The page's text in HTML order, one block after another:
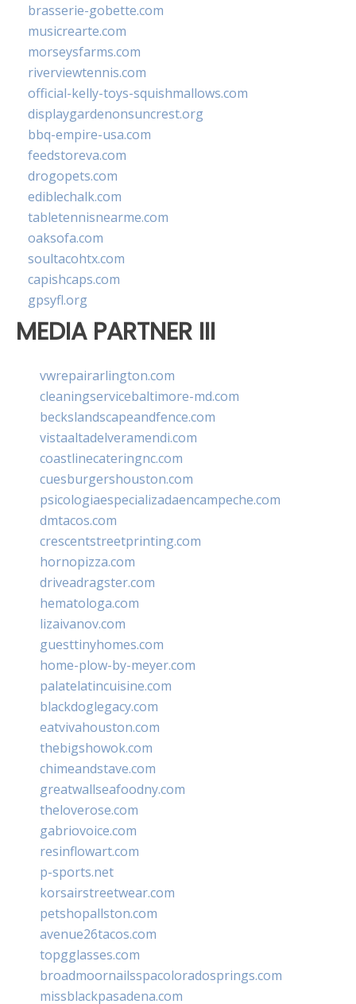
brasserie-gobette.com
musicrearte.com
morseysfarms.com
riverviewtennis.com
official-kelly-toys-squishmallows.com
displaygardenonsuncrest.org
bbq-empire-usa.com
feedstoreva.com
drogopets.com
ediblechalk.com
tabletennisnearme.com
oaksofa.com
soultacohtx.com
capishcaps.com
gpsyfl.org
MEDIA PARTNER III
vwrepairarlington.com
cleaningservicebaltimore-md.com
beckslandscapeandfence.com
vistaaltadelveramendi.com
coastlinecateringnc.com
cuesburgershouston.com
psicologiaespecializadaencampeche.com
dmtacos.com
crescentstreetprinting.com
hornopizza.com
driveadragster.com
hematologa.com
lizaivanov.com
guesttinyhomes.com
home-plow-by-meyer.com
palatelatincuisine.com
blackdoglegacy.com
eatvivahouston.com
thebigshowok.com
chimeandstave.com
greatwallseafoodny.com
theloverose.com
gabriovoice.com
resinflowart.com
p-sports.net
korsairstreetwear.com
petshopallston.com
avenue26tacos.com
topgglasses.com
broadmoornailsspacoloradosprings.com
missblackpasadena.com